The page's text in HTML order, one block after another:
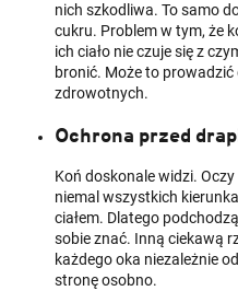
nich szkodliwa. To samo
cukru. Problem w tym, że
ich ciało nie czuje się z
bronić. Może to
zdrowotnych.
Ochrona przed
Koń doskonale widzi. Oczy
niemal wszystkich
ciałem. Dlatego
sobie znać. Inną ciekawą
każdego oka niezależnie
stronę osobno.